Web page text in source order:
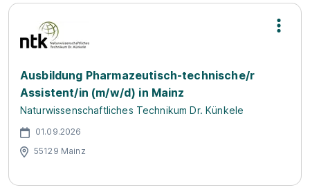
Ausbildung Pharmazeutisch-technische/r
Assistent/in (m/w/d) in Mainz
Naturwissenschaftliches Technikum Dr. Künkele
01.09.2026
55129 Mainz